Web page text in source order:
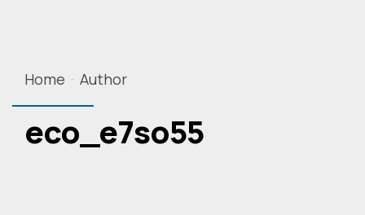
Home Author
eco_e7so55